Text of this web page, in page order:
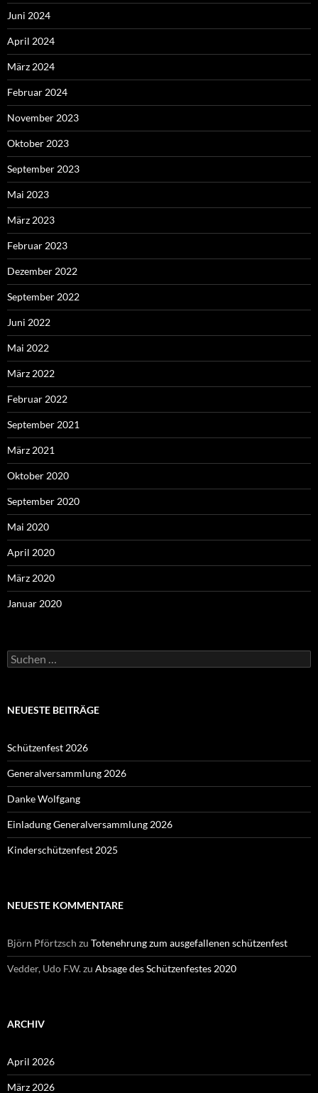
Juni 2024
April 2024
März 2024
Februar 2024
November 2023
Oktober 2023
September 2023
Mai 2023
März 2023
Februar 2023
Dezember 2022
September 2022
Juni 2022
Mai 2022
März 2022
Februar 2022
September 2021
März 2021
Oktober 2020
September 2020
Mai 2020
April 2020
März 2020
Januar 2020
Suchen
nach:
NEUESTE BEITRÄGE
Schützenfest 2026
Generalversammlung 2026
Danke Wolfgang
Einladung Generalversammlung 2026
Kinderschützenfest 2025
NEUESTE KOMMENTARE
Björn Pförtzsch zu Totenehrung zum ausgefallenen schützenfest
Vedder, Udo F.W.zu Absage des Schützenfestes 2020
ARCHIV
April 2026
März 2026